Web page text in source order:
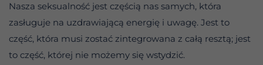
Nasza seksualność jest częścią nas samych, która
zasługuje na uzdrawiającą energię i uwagę. Jest to
część, która musi zostać zintegrowana z całą resztą; jest
to część, której nie możemy się wstydzić.